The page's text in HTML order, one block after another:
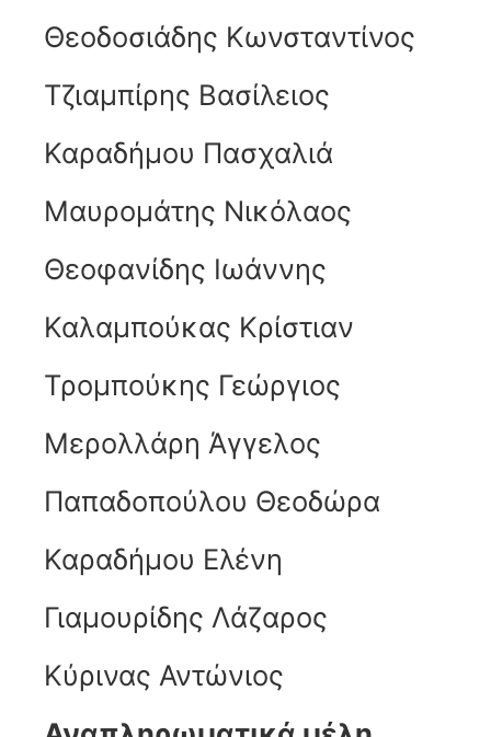
Θεοδοσιάδης Κωνσταντίνος
Τζιαμπίρης Βασίλειος
Καραδήμου Πασχαλιά
Μαυρομάτης Νικόλαος
Θεοφανίδης Ιωάννης
Καλαμπούκας Κρίστιαν
Τρομπούκης Γεώργιος
Μερολλάρη Άγγελος
Παπαδοπούλου Θεοδώρα
Καραδήμου Ελένη
Γιαμουρίδης Λάζαρος
Κύρινας Αντώνιος